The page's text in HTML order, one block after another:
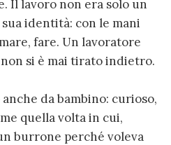
Il lavoro non era solo un
identità: con le mani
fare. Un lavoratore
si è mai tirato indietro.
da bambino: curioso,
quella volta in cui,
burrone perché voleva